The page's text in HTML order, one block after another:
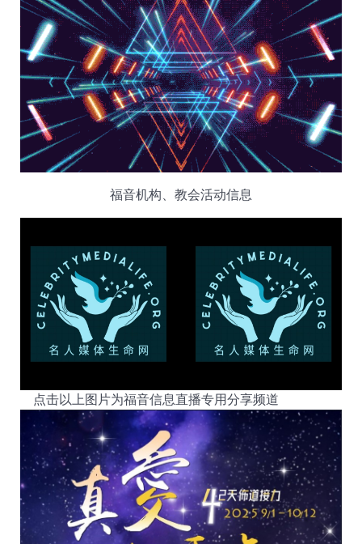
福音机构、教会活动信息
点击以上图片为福音信息直播专用分享频道